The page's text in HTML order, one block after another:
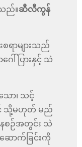
ည်။ဆီလီကွန်
ရာများသည်
ဂေါ်ပြားနှင့် သဲ
ော၊ သင့်
သို့မဟုတ် မည်
စဉ်အတွင်း သဲ
ောက်ခြင်းကို